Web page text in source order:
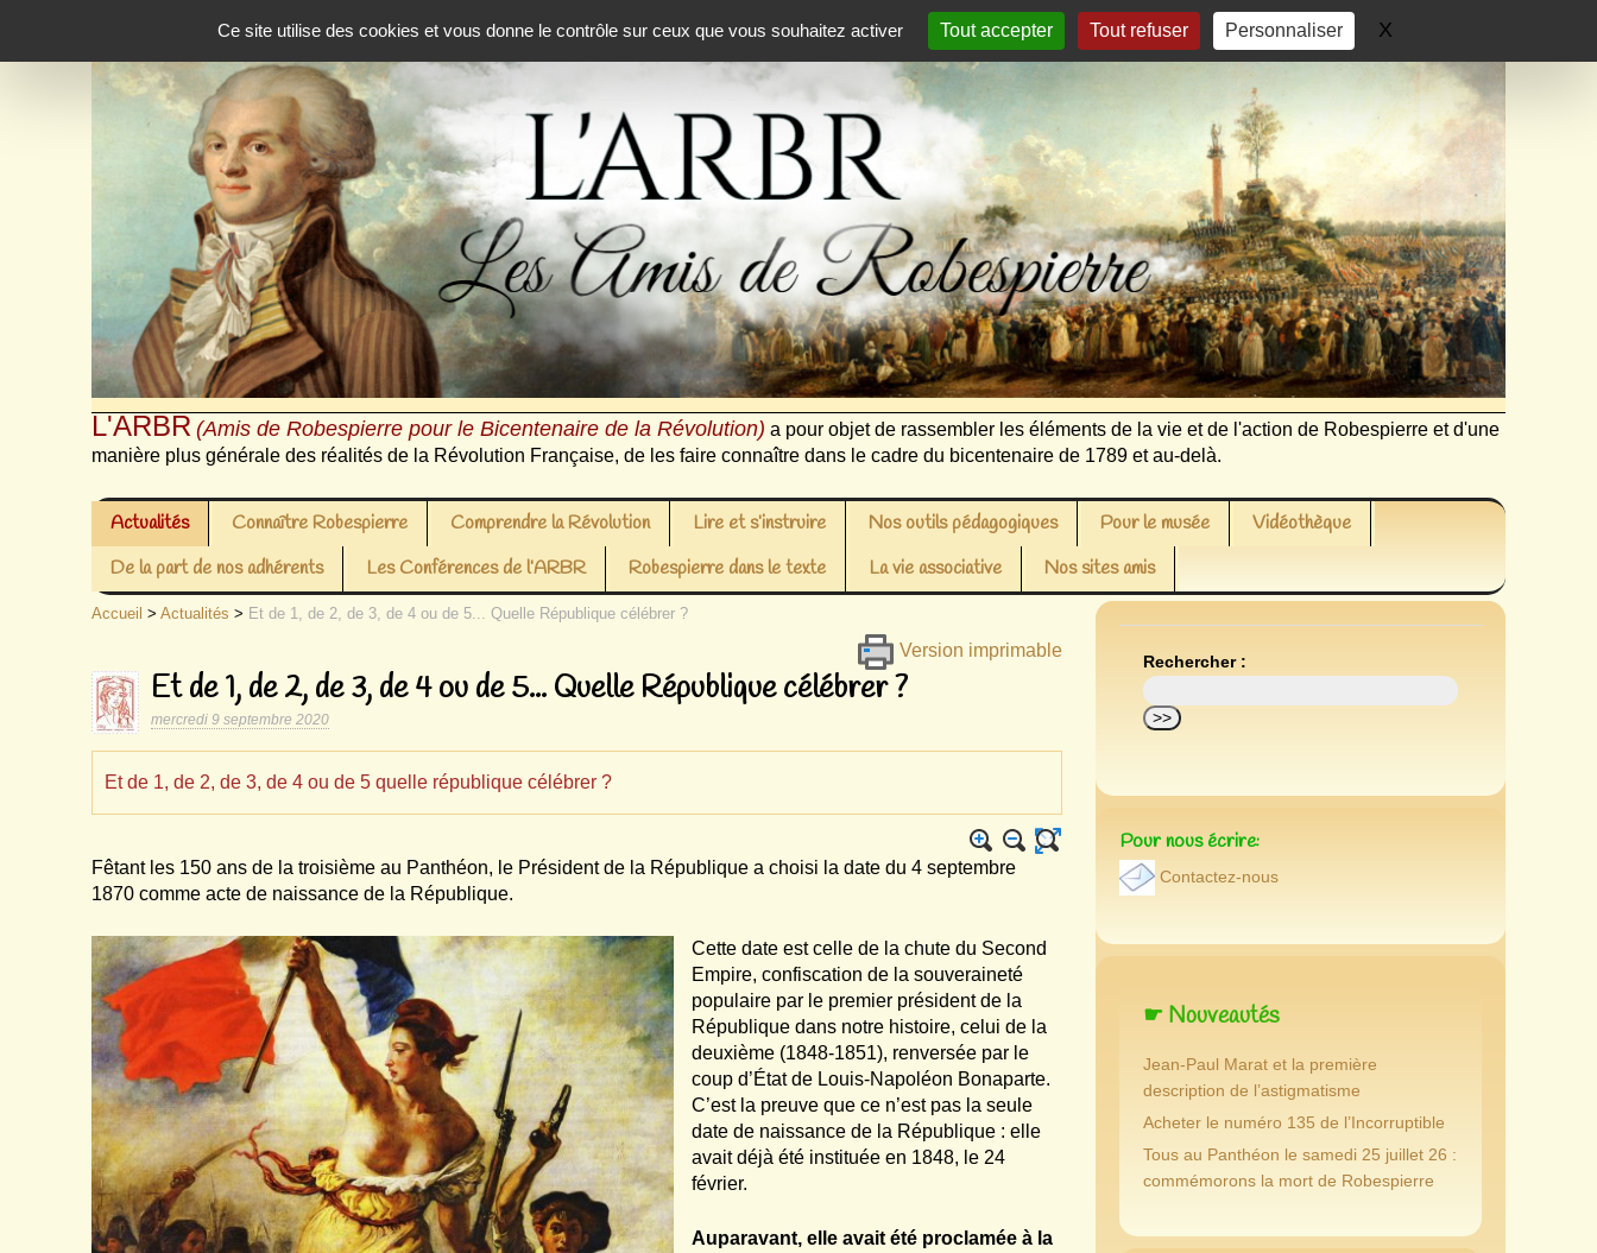
Ce site utilise des cookies et vous donne le contrôle sur ceux que vous souhaitez activer
Tout accepter Tout refuser Personnaliser X
L'ARBR (Amis de Robespierre pour le Bicentenaire de la Révolution) a pour objet de rassembler les éléments de la vie et de l'action de Robespierre et d'une
manière plus générale des réalités de la Révolution Française, de les faire connaître dans le cadre du bicentenaire de 1789 et au-delà.
Actualités Connaître Robespierre Comprendre la Révolution Lire et s’instruire Nos outils pédagogiques Pour le musée
Vidéothèque
De la part de nos adhérents
Les Conférences de l’ARBR Robespierre dans le texte La vie associative Nos sites amis
Accueil >Actualités > Et de 1, de 2, de 3, de 4 ou de 5... Quelle République célébrer ?
Version imprimable
Et de 1, de 2, de 3, de 4 ou de 5... Quelle République célébrer ?
mercredi 9 septembre 2020
Et de 1, de 2, de 3, de 4 ou de 5 quelle république célébrer ?
Fêtant les 150 ans de la troisième au Panthéon, le Président de la République a choisi la date du 4 septembre
1870 comme acte de naissance de la République.
Cette date est celle de la chute du Second
Empire, confiscation de la souveraineté
populaire par le premier président de la
République dans notre histoire, celui de la
deuxième (1848-1851), renversée par le
coup d’État de Louis-Napoléon Bonaparte.
C’est la preuve que ce n’est pas la seule
date de naissance de la République : elle
avait déjà été instituée en 1848, le 24
février.
Auparavant, elle avait été proclamée à la
Rechercher :
Pour nous écrire:
Contactez-nous
☛ Nouveautés
Jean-Paul Marat et la première
description de l’astigmatisme
Acheter le numéro 135 de l’Incorruptible
Tous au Panthéon le samedi 25 juillet 26 :
commémorons la mort de Robespierre